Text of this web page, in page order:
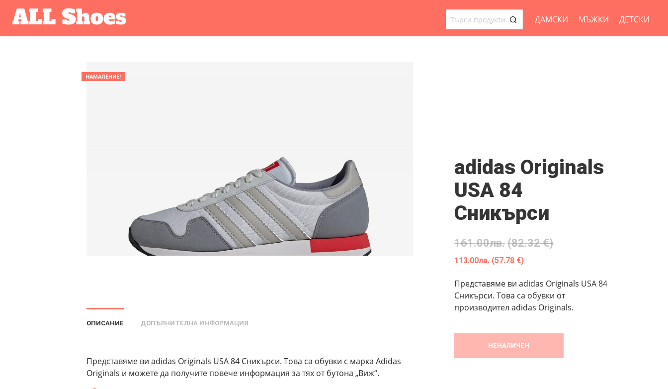
ТЪРСЕНЕ
ДАМСКИ МЪЖКИ ДЕТСКИ
НАМАЛЕНИЕ!
adidas Originals
USA 84
Сникърси
161.00лв. (82.32 €)
113.00лв. (57.78 €)
Представяме ви adidas Originals USA 84
Сникърси. Това са обувки от
производител adidas Originals.
НЕНАЛИЧЕН
ОПИСАНИЕ ДОПЪЛНИТЕЛНА ИНФОРМАЦИЯ
Представяме ви adidas Originals USA 84 Сникърси. Това са обувки с марка Adidas
Originals и можете да получите повече информация за тях от бутона „Виж“.